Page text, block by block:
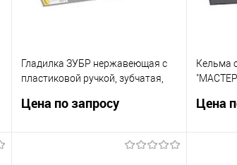
Гладилка ЗУБР нержавеющая с
пластиковой ручкой, зубчатая,
Цена по запросу
Кельма
Цена